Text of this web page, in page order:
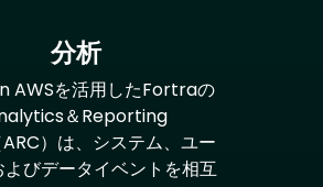
分析
AWSを活用したFortraの
＆Reporting
）は、システム、ユー
びデータイベントを相互